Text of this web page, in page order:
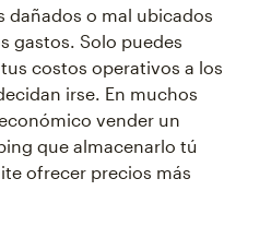
dañados o mal ubicados
gastos. Solo puedes
costos operativos a los
irse. En muchos
vender un
que almacenarlo tú
ofrecer precios más